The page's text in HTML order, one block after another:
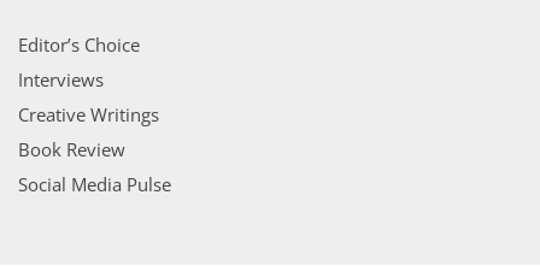
Editor’s Choice
Interviews
Creative Writings
Book Review
Social Media Pulse